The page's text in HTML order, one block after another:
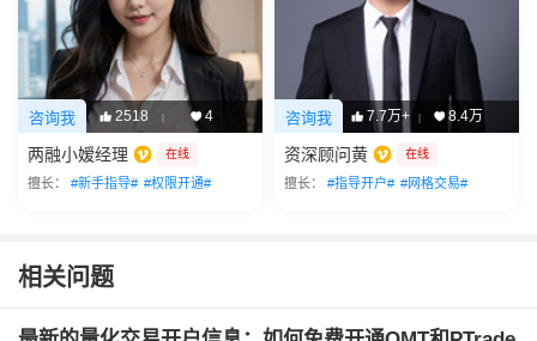
咨询我 2518 | 4
两融小嫒经理 在线
擅长： #新手指导# #权限开通#
咨询我 7.7万+ | 8.4万
资深顾问黄 在线
擅长： #指导开户# #网格交易#
相关问题